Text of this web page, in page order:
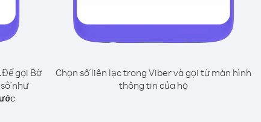
Để gọi Bờ
như
Chọn số liên lạc trong Viber và gọi từ màn hình
thông tin của họ